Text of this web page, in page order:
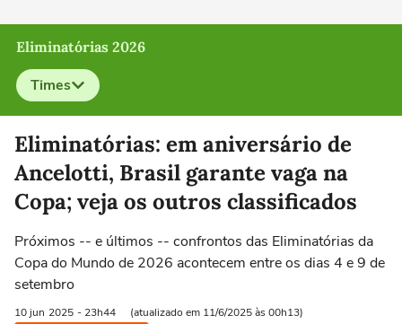
Eliminatórias 2026
Times
Selecione o time para ver as notícias
Eliminatórias: em aniversário de
Ancelotti, Brasil garante vaga na
Copa; veja os outros classificados
Próximos -- e últimos -- confrontos das Eliminatórias da
Copa do Mundo de 2026 acontecem entre os dias 4 e 9 de
setembro
10 jun 2025 - 23h44 (atualizado em 11/6/2025 às 00h13)